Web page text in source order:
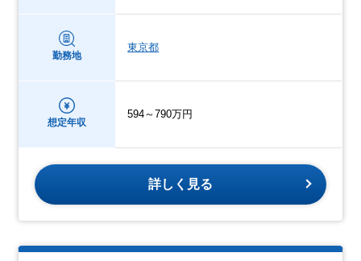
勤務地
東京都
想定年収
594～790万円
詳しく見る